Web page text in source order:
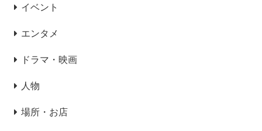
イベント
エンタメ
ドラマ・映画
人物
場所・お店